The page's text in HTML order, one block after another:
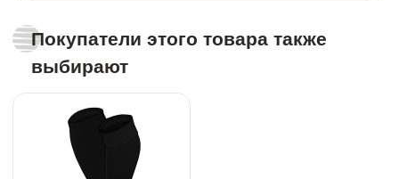
Покупатели этого товара также
выбирают